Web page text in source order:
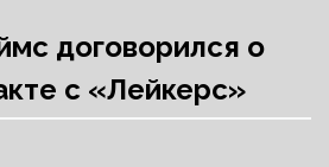
договорился о
с «Лейкерс»